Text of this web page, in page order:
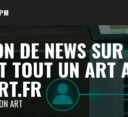
DE NEWS SUR
TOUT UN ART
ART